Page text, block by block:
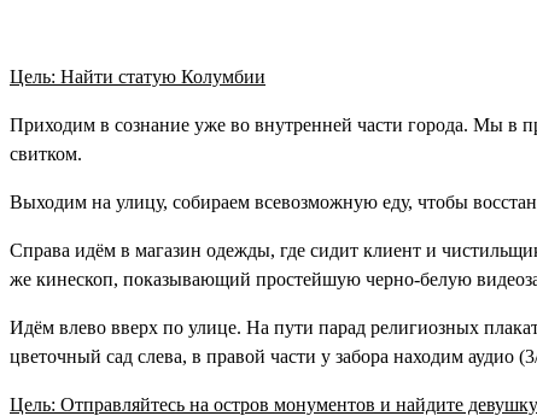
Цель: Найти статую Колумбии
Приходим в сознание уже во внутренней части города. Мы в
свитком.
Выходим на улицу, собираем всевозможную еду, чтобы
Справа идём в магазин одежды, где сидит клиент и
же кинескоп, показывающий простейшую черно-белую
Идём влево вверх по улице. На пути парад религиозных
цветочный сад слева, в правой части у забора находим аудио
Цель: Отправляйтесь на остров монументов и найдите девушку